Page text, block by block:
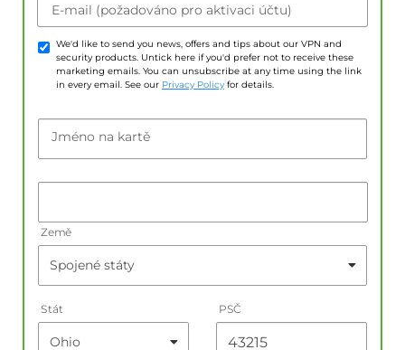
E-mail (požadováno pro aktivaci účtu)
We'd like to send you news, offers and tips about our VPN and
security products. Untick here if you'd prefer not to receive these
marketing emails. You can unsubscribe at any time using the link
in every email. See our Privacy Policy for details.
Jméno na kartě
Země
Stát PSČ